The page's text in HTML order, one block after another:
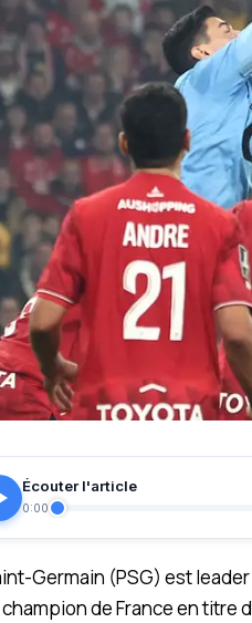
Écouter l'article
0:00
Germain (PSG) est
de France en titre